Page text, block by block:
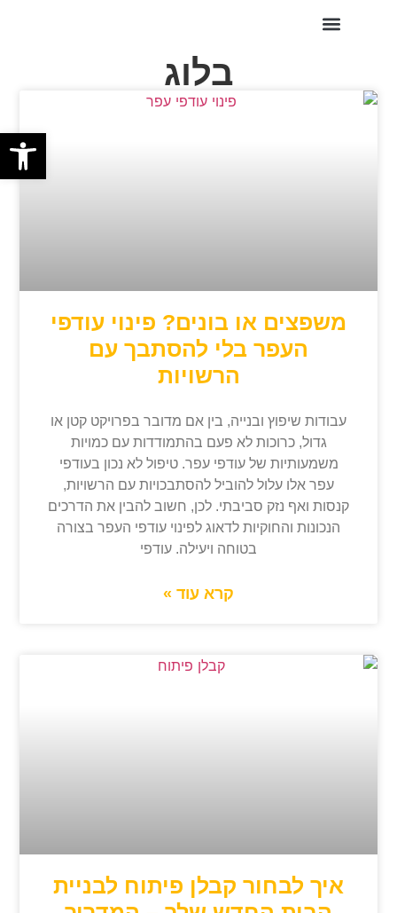
פתח
בלוג
משפצים או בונים? פינוי עודפי
העפר בלי להסתבך עם
הרשויות
עבודות שיפוץ ובנייה, בין אם מדובר בפרויקט קטן או
גדול, כרוכות לא פעם בהתמודדות עם כמויות
משמעותיות של עודפי עפר. טיפול לא נכון בעודפי
עפר אלו עלול להוביל להסתבכויות עם הרשויות,
קנסות ואף נזק סביבתי. לכן, חשוב להבין את הדרכים
הנכונות והחוקיות לדאוג לפינוי עודפי העפר בצורה
בטוחה ויעילה. עודפי
קרא עוד »
איך לבחור קבלן פיתוח לבניית